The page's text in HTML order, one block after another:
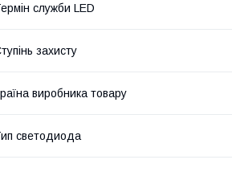
служби LED
захисту
виробника товару
светодиода